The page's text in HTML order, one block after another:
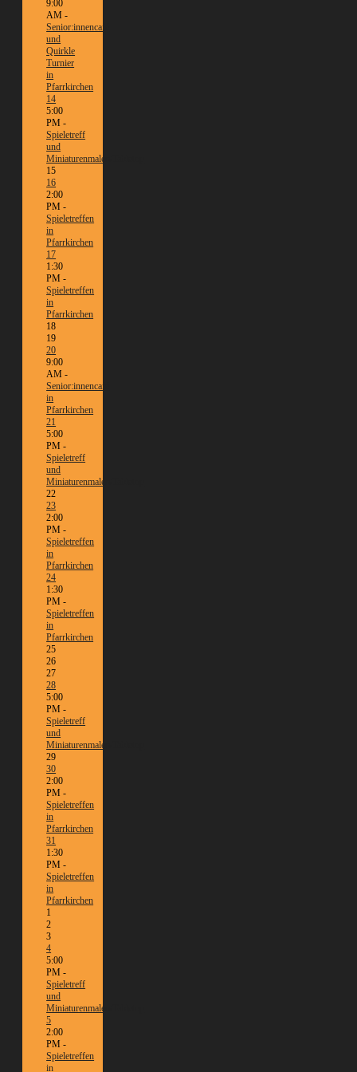
9:00
AM -
Senior:innencafé
und
Quirkle
Turnier
in
Pfarrkirchen
14
5:00
PM -
Spieletreff
und
Miniaturenmalen/Tabletop
15
16
2:00
PM -
Spieletreffen
in
Pfarrkirchen
17
1:30
PM -
Spieletreffen
in
Pfarrkirchen
18
19
20
9:00
AM -
Senior:innencafé
in
Pfarrkirchen
21
5:00
PM -
Spieletreff
und
Miniaturenmalen/Tabletop
22
23
2:00
PM -
Spieletreffen
in
Pfarrkirchen
24
1:30
PM -
Spieletreffen
in
Pfarrkirchen
25
26
27
28
5:00
PM -
Spieletreff
und
Miniaturenmalen/Tabletop
29
30
2:00
PM -
Spieletreffen
in
Pfarrkirchen
31
1:30
PM -
Spieletreffen
in
Pfarrkirchen
1
2
3
4
5:00
PM -
Spieletreff
und
Miniaturenmalen/Tabletop
5
2:00
PM -
Spieletreffen
in